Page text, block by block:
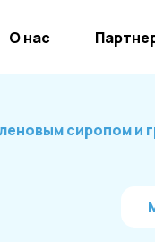
О нас
сиропом и